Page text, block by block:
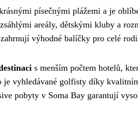
písečnými plážemi a je
areály, dětskými kluby a
výhodné balíčky pro celé
s menším počtem hotelů,
je vyhledávané golfisty díky
pobyty v Soma Bay garantují